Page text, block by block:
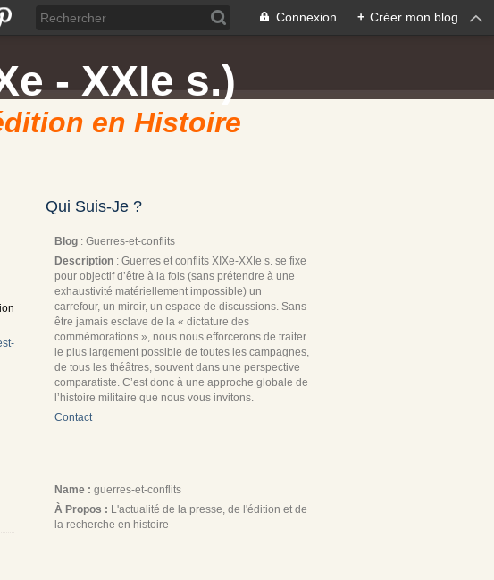
Connexion + Créer mon blog
- XXIe s.)
en Histoire
Qui Suis-Je ?
Blog : Guerres-et-conflits
Description : Guerres et conflits XIXe-XXIe s. se fixe
pour objectif d’être à la fois (sans prétendre à une
exhaustivité matériellement impossible) un
carrefour, un miroir, un espace de discussions. Sans
être jamais esclave de la « dictature des
commémorations », nous nous efforcerons de traiter
le plus largement possible de toutes les campagnes,
de tous les théâtres, souvent dans une perspective
comparatiste. C’est donc à une approche globale de
l’histoire militaire que nous vous invitons.
Contact
Name : guerres-et-conflits
À Propos : L'actualité de la presse, de l'édition et de
la recherche en histoire